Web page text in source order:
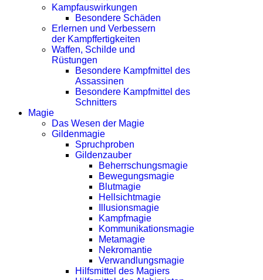
Kampfauswirkungen
Besondere Schäden
Erlernen und Verbessern
der Kampffertigkeiten
Waffen, Schilde und
Rüstungen
Besondere Kampfmittel des
Assassinen
Besondere Kampfmittel des
Schnitters
Magie
Das Wesen der Magie
Gildenmagie
Spruchproben
Gildenzauber
Beherrschungsmagie
Bewegungsmagie
Blutmagie
Hellsichtmagie
Illusionsmagie
Kampfmagie
Kommunikationsmagie
Metamagie
Nekromantie
Verwandlungsmagie
Hilfsmittel des Magiers